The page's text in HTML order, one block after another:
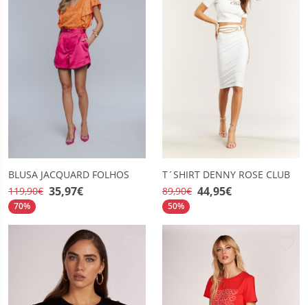
BLUSA JACQUARD FOLHOS
119,90€ 35,97€
70%
T´SHIRT DENNY ROSE CLUB
89,90€ 44,95€
50%